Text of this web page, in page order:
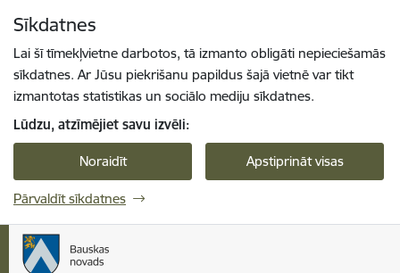
Sīkdatnes
Lai šī tīmekļvietne darbotos, tā izmanto obligāti nepieciešamās
sīkdatnes. Ar Jūsu piekrišanu papildus šajā vietnē var tikt
izmantotas statistikas un sociālo mediju sīkdatnes.
Lūdzu, atzīmējiet savu izvēli:
Noraidīt Apstiprināt visas
Pārvaldīt sīkdatnes